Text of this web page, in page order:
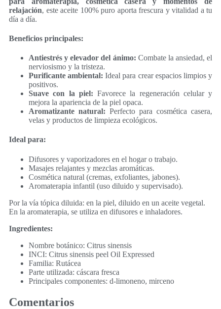
relajación, este aceite 100% puro aporta frescura y vitalidad a tu
día a día.
Beneficios principales:
Antiestrés y elevador del ánimo: Combate la ansiedad, el
nerviosismo y la tristeza.
Purificante ambiental: Ideal para crear espacios limpios y
positivos.
Suave con la piel: Favorece la regeneración celular y
mejora la apariencia de la piel opaca.
Aromatizante natural: Perfecto para cosmética casera,
velas y productos de limpieza ecológicos.
Ideal para:
Difusores y vaporizadores en el hogar o trabajo.
Masajes relajantes y mezclas aromáticas.
Cosmética natural (cremas, exfoliantes, jabones).
Aromaterapia infantil (uso diluido y supervisado).
Por la vía tópica diluida: en la piel, diluido en un aceite vegetal.
En la aromaterapia, se utiliza en difusores e inhaladores.
Ingredientes:
Nombre botánico: Citrus sinensis
INCI: Citrus sinensis peel Oil Expressed
Familia: Rutácea
Parte utilizada: cáscara fresca
Principales componentes: d-limoneno, mirceno
Comentarios
10% de descuento
¡SÍ, LO QUIERO!
*Descuento aplicable con el código que se recibirá por correo electrónico.
Solo válido un uso por cliente. Debes canjear el código en el carrito de
compra para beneficiarte del descuento.